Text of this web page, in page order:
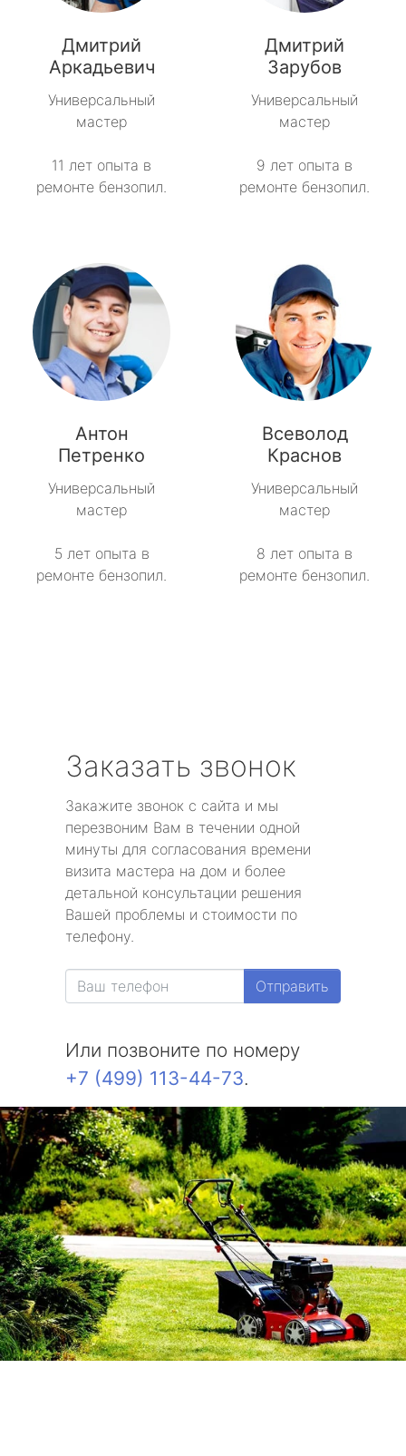
Дмитрий
Аркадьевич
Универсальный
мастер
11 лет опыта в
ремонте бензопил.
Дмитрий
Зарубов
Универсальный
мастер
9 лет опыта в
ремонте бензопил.
Антон
Петренко
Универсальный
мастер
5 лет опыта в
ремонте бензопил.
Всеволод
Краснов
Универсальный
мастер
8 лет опыта в
ремонте бензопил.
Заказать звонок
Закажите звонок с сайта и мы
перезвоним Вам в течении одной
минуты для согласования времени
визита мастера на дом и более
детальной консультации решения
Вашей проблемы и стоимости по
телефону.
Отправить
Или позвоните по номеру
+7 (499) 113-44-73.